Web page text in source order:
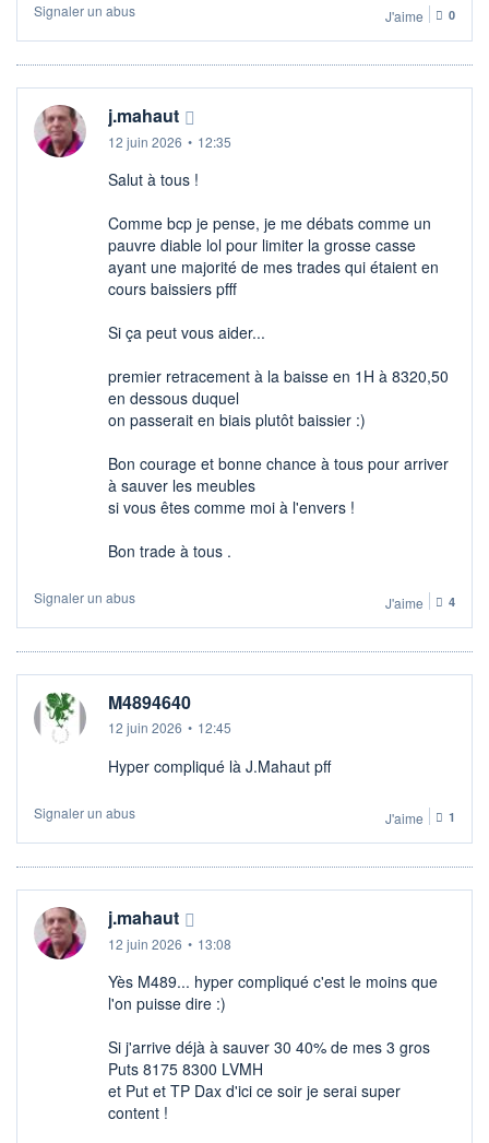
Signaler un abus J'aime 0
j.mahaut
12 juin 2026 • 12:35
Salut à tous !
Comme bcp je pense, je me débats comme un
pauvre diable lol pour limiter la grosse casse
ayant une majorité de mes trades qui étaient en
cours baissiers pfff
Si ça peut vous aider...
premier retracement à la baisse en 1H à 8320,50
en dessous duquel
on passerait en biais plutôt baissier :)
Bon courage et bonne chance à tous pour arriver
à sauver les meubles
si vous êtes comme moi à l'envers !
Bon trade à tous .
Signaler un abus J'aime 4
M4894640
12 juin 2026 • 12:45
Hyper compliqué là J.Mahaut pff
Signaler un abus J'aime 1
j.mahaut
12 juin 2026 • 13:08
Yès M489... hyper compliqué c'est le moins que
l'on puisse dire :)
Si j'arrive déjà à sauver 30 40% de mes 3 gros
Puts 8175 8300 LVMH
et Put et TP Dax d'ici ce soir je serai super
content !